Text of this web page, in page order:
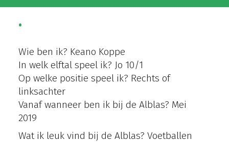
Wie ben ik? Keano Koppe
In welk elftal speel ik? Jo 10/1
Op welke positie speel ik? Rechts of
linksachter
Vanaf wanneer ben ik bij de Alblas? Mei
2019
Wat ik leuk vind bij de Alblas? Voetballen